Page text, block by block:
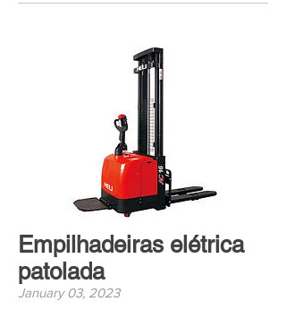
Empilhadeiras elétrica
patolada
January 03, 2023